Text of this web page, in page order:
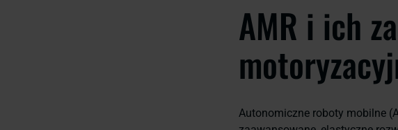
AMR i ich
Autonomiczne roboty mobilne